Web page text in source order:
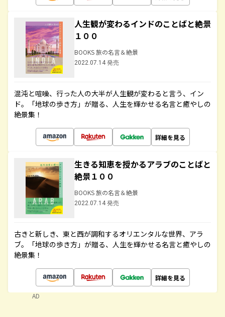
人生観が変わるインドのことばと絶景
１００
BOOKS 旅の名言＆絶景
2022.07.14 発売
混沌と喧噪、行った人の大半が人生観が変わると言う、イン
ド。「地球の歩き方」が贈る、人生を輝かせる名言と癒やしの
絶景集！
詳細を見る
生きる知恵を授かるアラブのことばと
絶景１００
BOOKS 旅の名言＆絶景
2022.07.14 発売
古きと新しき、東と西が調和するオリエンタルな世界、アラ
ブ。「地球の歩き方」が贈る、人生を輝かせる名言と癒やしの
絶景集！
詳細を見る
AD